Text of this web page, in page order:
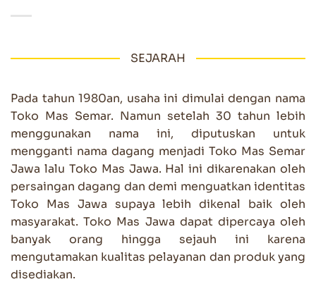
SEJARAH
Pada tahun 1980an, usaha ini dimulai dengan nama
Toko Mas Semar. Namun setelah 30 tahun lebih
menggunakan nama ini, diputuskan untuk
mengganti nama dagang menjadi Toko Mas Semar
Jawa lalu Toko Mas Jawa. Hal ini dikarenakan oleh
persaingan dagang dan demi menguatkan identitas
Toko Mas Jawa supaya lebih dikenal baik oleh
masyarakat. Toko Mas Jawa dapat dipercaya oleh
banyak orang hingga sejauh ini karena
mengutamakan kualitas pelayanan dan produk yang
disediakan.